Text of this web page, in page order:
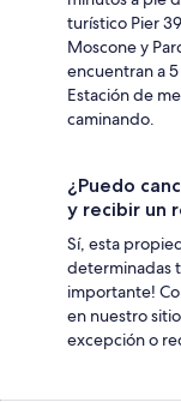
turístico Pier
Moscone y
encuentran a
Estación de
caminando.
¿Puedo
y recibir un
Sí, esta
determinadas
importante!
en nuestro
excepción o